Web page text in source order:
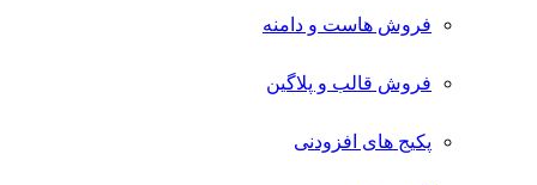
فروش هاست و دامنه
فروش قالب و پلاگین
پکیج های افزودنی